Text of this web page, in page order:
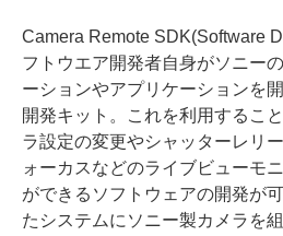
Camera Remote SDK(Software
フトウエア開発者自身がソニー
ーションやアプリケーションを
開発キット。これを利用するこ
ラ設定の変更やシャッターレリ
ォーカスなどのライブビューモ
ができるソフトウェアの開発が
たシステムにソニー製カメラを